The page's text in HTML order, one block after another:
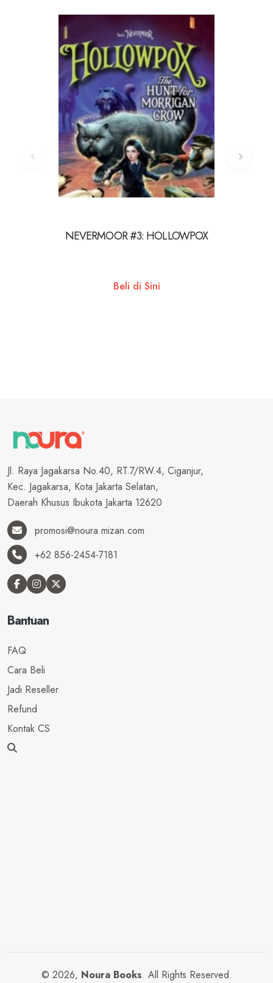
NEVERMOOR #3: HOLLOWPOX
Beli di Sini
Jl. Raya Jagakarsa No.40, RT.7/RW.4, Ciganjur,
Kec. Jagakarsa, Kota Jakarta Selatan,
Daerah Khusus Ibukota Jakarta 12620
promosi@noura.mizan.com
+62 856-2454-7181
Bantuan
FAQ
Cara Beli
Jadi Reseller
Refund
Kontak CS
© 2026, Noura Books. All Rights Reserved.